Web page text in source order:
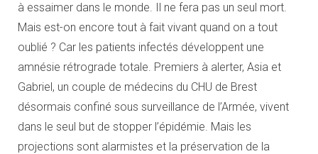
à essaimer dans le monde. Il ne fera pas un seul mort.
Mais est-on encore tout à fait vivant quand on a tout
oublié ? Car les patients infectés développent une
amnésie rétrograde totale. Premiers à alerter, Asia et
Gabriel, un couple de médecins du CHU de Brest
désormais confiné sous surveillance de l’Armée, vivent
dans le seul but de stopper l’épidémie. Mais les
projections sont alarmistes et la préservation de la